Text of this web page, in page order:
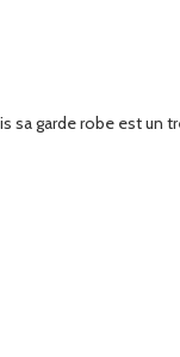
sa garde robe est un